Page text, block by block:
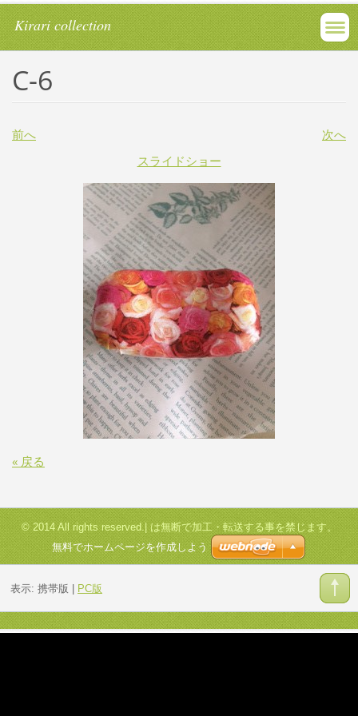
Kirari collection
C-6
前へ
次へ
スライドショー
« 戻る
© 2014 All rights reserved.| は無断で加工・転送する事を禁じます。
無料でホームページを作成しよう
表示: 携帯版 PC版